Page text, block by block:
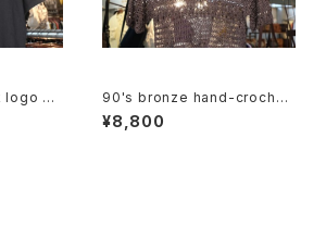
Te
90's bronze hand-crochet
pullover Top
¥8,800